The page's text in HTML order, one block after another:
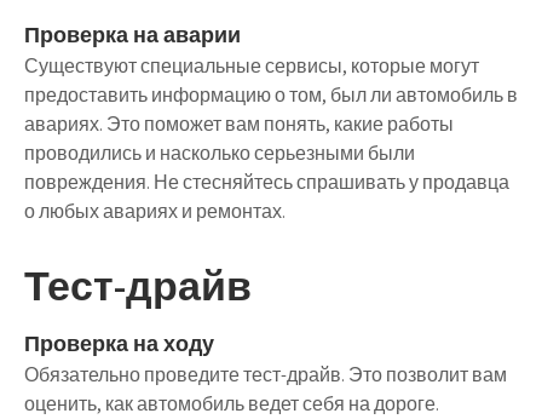
Проверка на аварии
Существуют специальные сервисы, которые могут
предоставить информацию о том, был ли автомобиль в
авариях. Это поможет вам понять, какие работы
проводились и насколько серьезными были
повреждения. Не стесняйтесь спрашивать у продавца
о любых авариях и ремонтах.
Тест-драйв
Проверка на ходу
Обязательно проведите тест-драйв. Это позволит вам
оценить, как автомобиль ведет себя на дороге.